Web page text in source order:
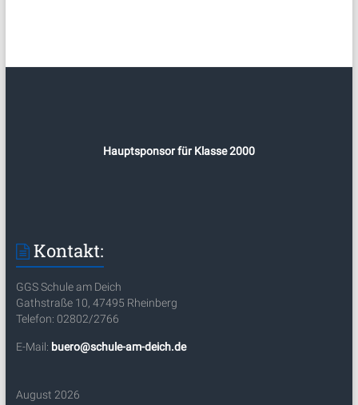
Hauptsponsor für Klasse 2000
Kontakt:
GGS Schule am Deich
Gathstraße 10, 47495 Rheinberg
Telefon: 02802/2766
E-Mail: buero@schule-am-deich.de
August 2026